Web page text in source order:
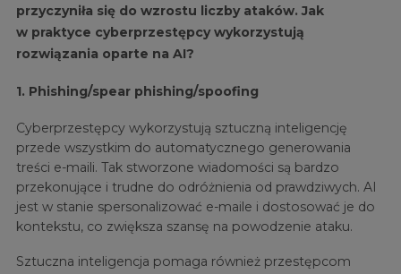
przyczyniła się do wzrostu liczby ataków. Jak
w praktyce cyberprzestępcy wykorzystują
rozwiązania oparte na AI?
1. Phishing/spear phishing/spoofing
Cyberprzestępcy wykorzystują sztuczną inteligencję
przede wszystkim do automatycznego generowania
treści e-maili. Tak stworzone wiadomości są bardzo
przekonujące i trudne do odróżnienia od prawdziwych. AI
jest w stanie spersonalizować e-maile i dostosować je do
kontekstu, co zwiększa szansę na powodzenie ataku.
Sztuczna inteligencja pomaga również przestępcom